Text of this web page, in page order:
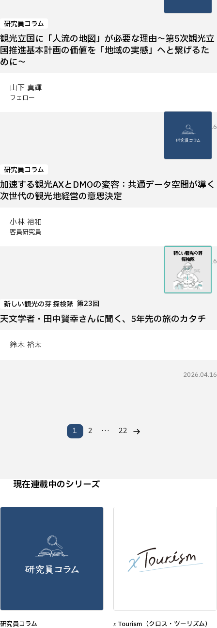
研究員コラム
観光立国に「人流の地図」が必要な理由～第5次観光立
国推進基本計画の価値を「地域の実感」へと繋げるた
めに～
山下 真輝
フェロー
2026.04.16
研究員コラム
加速する観光AXとDMOの変容：共通データ空間が導く
次世代の観光地経営の意思決定
小林 裕和
客員研究員
2026.04.16
新しい観光の芽 探検隊 第23回
天文学者・田中賢幸さんに聞く、5年先の旅のカタチ
鈴木 裕太
2026.04.16
1 2 … 22
現在連載中のシリーズ
研究員コラム 𝑥 Tourism（クロス・ツーリズム）